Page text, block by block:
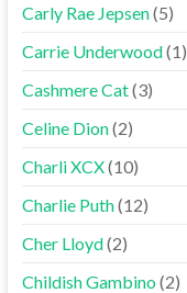
Carly Rae Jepsen(5)
Carrie Underwood(1)
Cashmere Cat(3)
Celine Dion(2)
Charli XCX(10)
Charlie Puth(12)
Cher Lloyd(2)
Childish Gambino(2)